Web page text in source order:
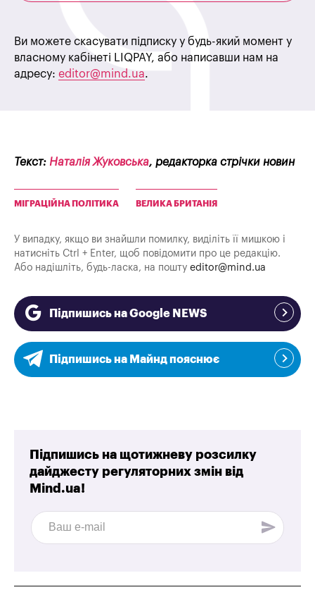
Ви можете скасувати підписку у будь-який момент у
власному кабінеті LIQPAY, або написавши нам на
адресу: editor@mind.ua.
Текст: Наталія Жуковська, редакторка стрічки новин
МІГРАЦІЙНА ПОЛІТИКА ВЕЛИКА БРИТАНІЯ
У випадку, якщо ви знайшли помилку, виділіть її мишкою і
натисніть Ctrl + Enter, щоб повідомити про це редакцію.
Або надішліть, будь-ласка, на пошту editor@mind.ua
Підпишись на Google NEWS
Підпишись на Майнд пояснює
Підпишись на щотижневу розсилку
дайджесту регуляторних змін від
Mind.ua!